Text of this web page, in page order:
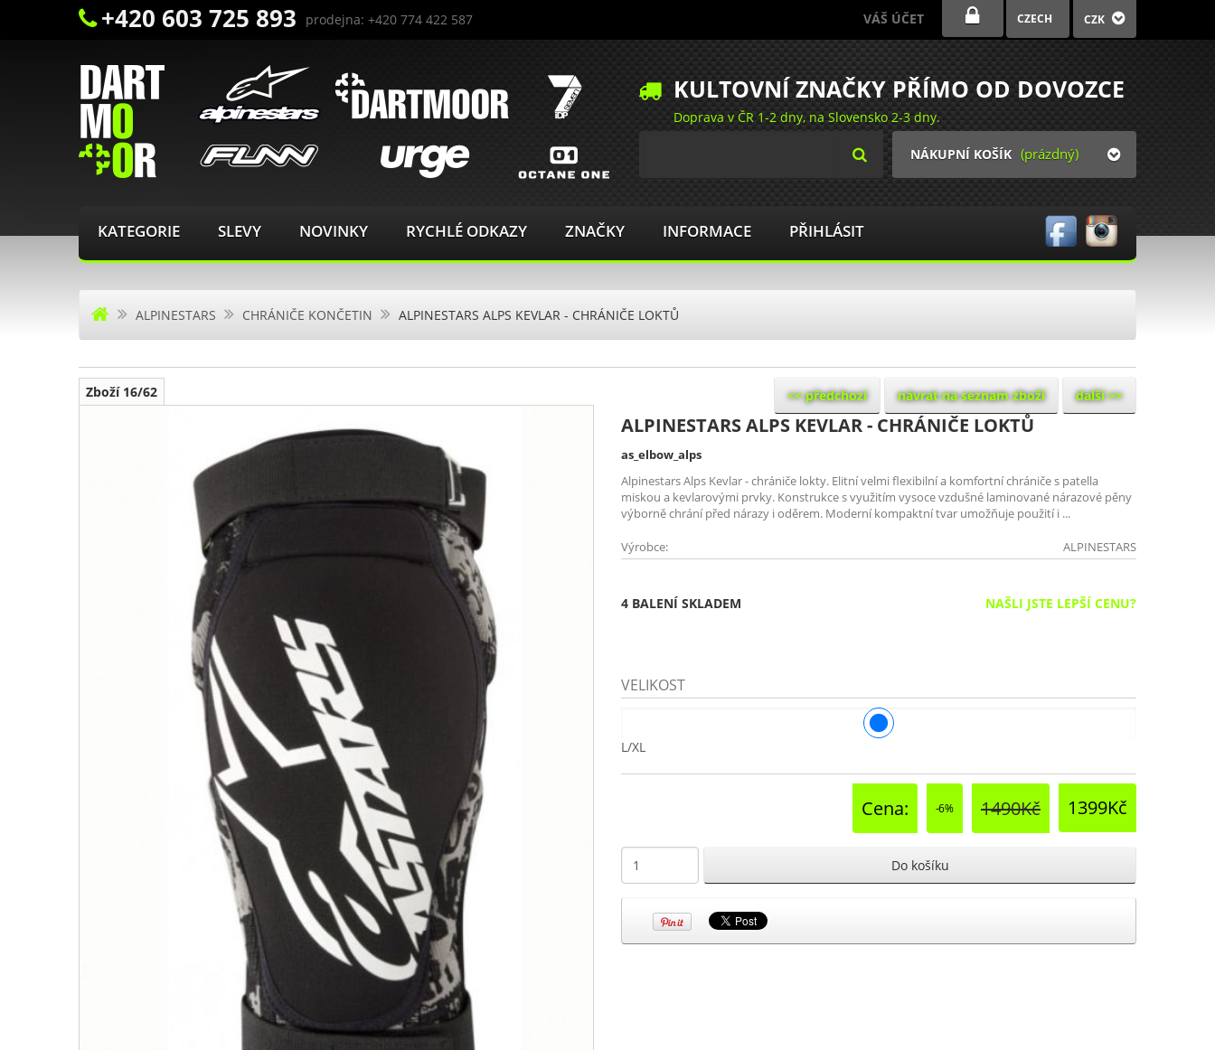
CZK
CZECH
VÁŠ ÚČET
+420 603 725 893 prodejna: +420 774 422 587
KULTOVNÍ ZNAČKY PŘÍMO OD DOVOZCE
Doprava v ČR 1-2 dny, na Slovensko 2-3 dny.
NÁKUPNÍ KOŠÍK (prázdný)
KATEGORIE SLEVY NOVINKY RYCHLÉ ODKAZY ZNAČKY INFORMACE PŘIHLÁSIT
ALPINESTARS CHRÁNIČE KONČETIN ALPINESTARS ALPS KEVLAR - CHRÁNIČE LOKTŮ
Zboží 16/62 << předchozí návrat na seznam zboží další >>
ALPINESTARS ALPS KEVLAR - CHRÁNIČE LOKTŮ
as_elbow_alps
Alpinestars Alps Kevlar - chrániče lokty. Elitní velmi flexibilní a komfortní chrániče s patella
miskou a kevlarovými prvky. Konstrukce s využitím vysoce vzdušné laminované nárazové pěny
výborně chrání před nárazy i oděrem. Moderní kompaktní tvar umožňuje použití i ...
Výrobce: ALPINESTARS
4 BALENÍ SKLADEM NAŠLI JSTE LEPŠÍ CENU?
VELIKOST
L/XL
1399Kč
1490Kč
-6%
Cena: